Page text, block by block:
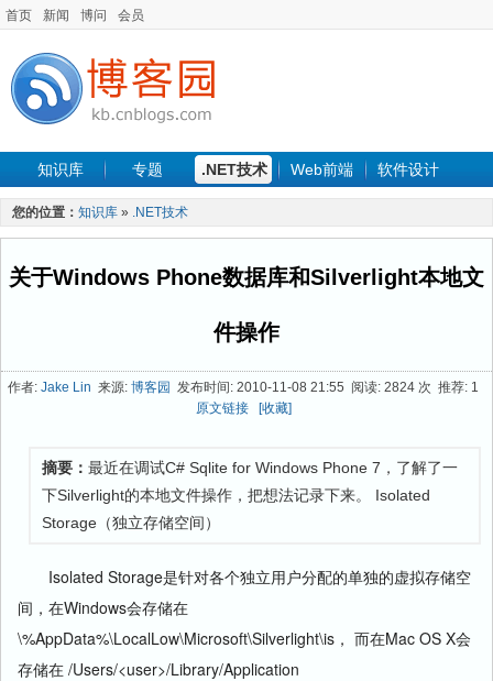
首页 新闻 博问 会员
知识库 专题 .NET技术 Web前端 软件设计
手机开发 软件工程
最新文章
您的位置： 知识库 » .NET技术
关于Windows Phone数据库和Silverlight本地文
件操作
作者: Jake Lin 来源: 博客园 发布时间: 2010-11-08 21:55 阅读: 2824 次 推荐: 1
原文链接
[收藏]
摘要： 最近在调试C# Sqlite for Windows Phone 7，了解了一
下Silverlight的本地文件操作，把想法记录下来。 Isolated
Storage（独立存储空间）
Isolated Storage是针对各个独立用户分配的单独的虚拟存储空
间，在Windows会存储在
\%AppData%\LocalLow\Microsoft\Silverlight\is， 而在Mac OS X会
存储在 /Users/<user>/Library/Application